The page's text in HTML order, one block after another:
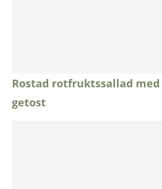
Rostad rotfruktssallad
getost